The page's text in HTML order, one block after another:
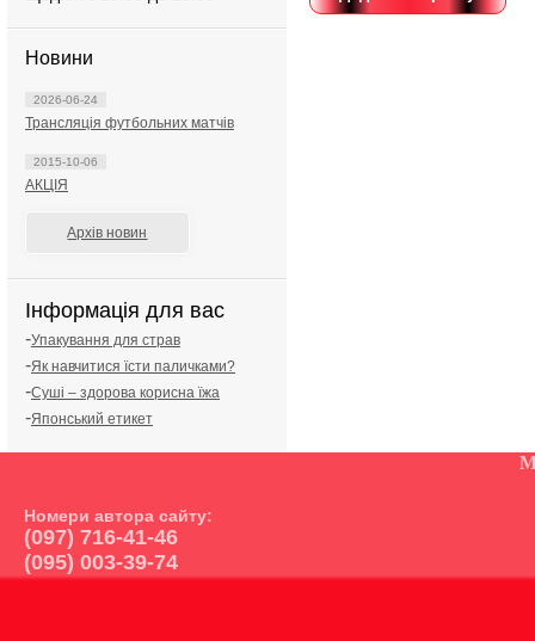
Новини
2026-06-24
Трансляція футбольних матчів
2015-10-06
АКЦІЯ
Архів новин
Інформація для вас
-Упакування для страв
-Як навчитися їсти паличками?
-Суші – здорова корисна їжа
-Японський етикет
Номери автора сайту:
(097) 716-41-46
(095) 003-39-74